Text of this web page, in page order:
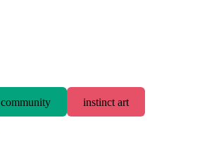
community
instinct art